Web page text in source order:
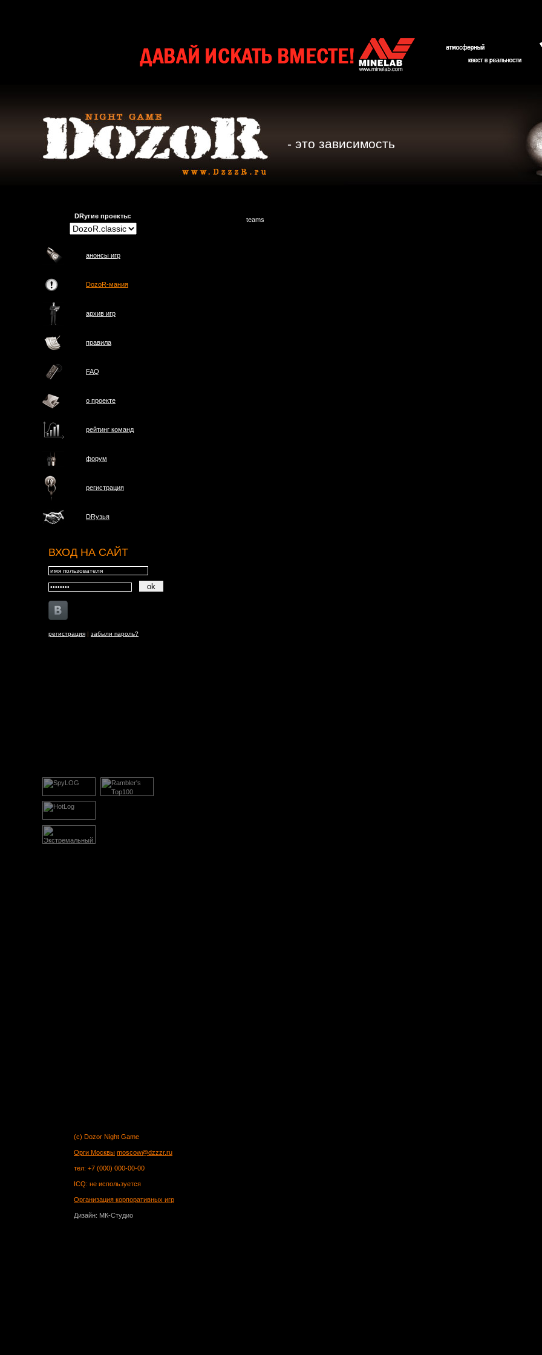
- это зависимость
DRугие проекты:
анонсы игр
DozoR-мания
архив игр
правила
FAQ
о проектe
рейтинг команд
форум
регистрация
DRузья
ВХОД НА САЙТ
регистрация | забыли пароль?
teams
(c) Dozor Night Game
Орги Москвы moscow@dzzzr.ru
тел: +7 (000) 000-00-00
ICQ: не используется
Организация корпоративных игр
Дизайн: МК-Студио